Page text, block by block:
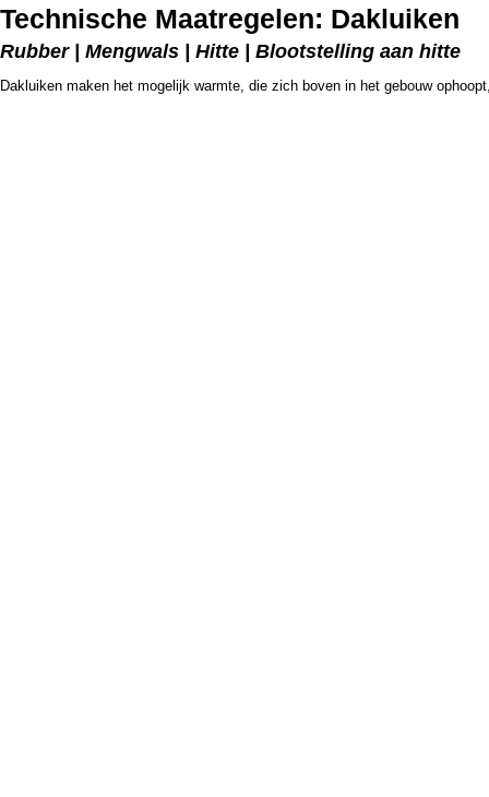
Technische Maatregelen: Dakluiken
Rubber | Mengwals | Hitte | Blootstelling aan hitte
Dakluiken maken het mogelijk warmte, die zich boven in het gebouw